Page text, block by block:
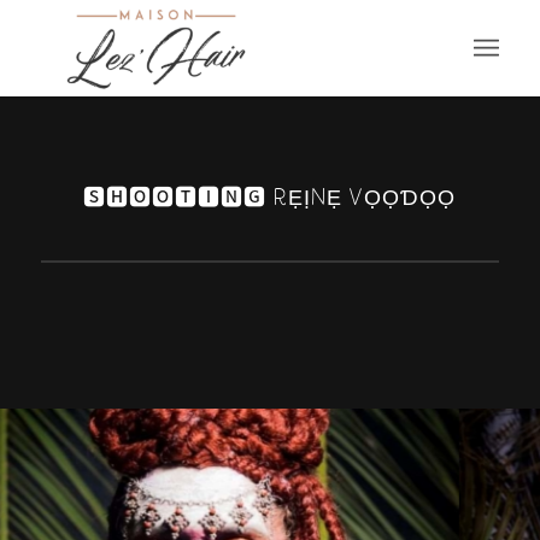
🆂🅷🅾🅾🆃🅸🅽🅶 RẸỊNẸ VỌỌƊỌỌ